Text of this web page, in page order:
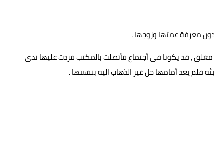
معرفة عمتها وزوجها .
, قد يكونا فى أجتماع فأتصلت بالمكتب فردت عليها ندى
يعد أمامها حل غير الذهاب اليه بنفسها .